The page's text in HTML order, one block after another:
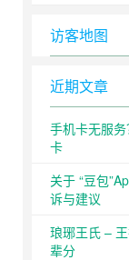
访客地图
近期文章
手机卡无服
卡
关于 “豆包
诉与建议
琅琊王氏 –
辈分